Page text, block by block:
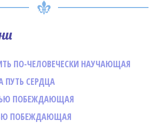
ПО-ЧЕЛОВЕЧЕСКИ НАУЧАЮЩАЯ
ПУТЬ СЕРДЦА
ПОБЕЖДАЮЩАЯ
ПОБЕЖДАЮЩАЯ